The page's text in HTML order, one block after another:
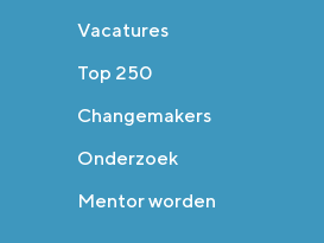
Vacatures
Top 250
Changemakers
Onderzoek
Mentor worden